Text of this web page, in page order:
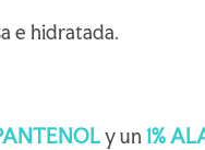
e hidratada.
y un1%